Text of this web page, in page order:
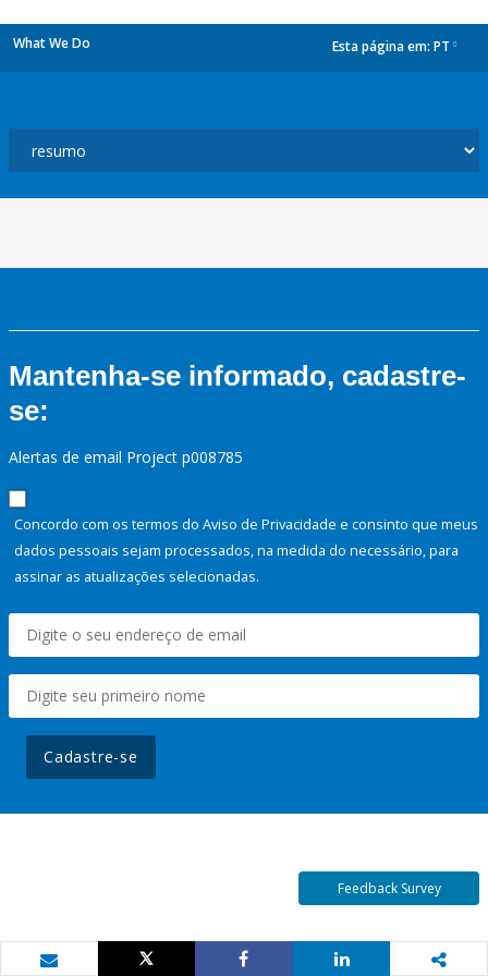
What We Do Esta página em: PT
Mantenha-se informado, cadastre-
se:
Alertas de email Project p008785
Concordo com os termos do Aviso de Privacidade e consinto que meus
dados pessoais sejam processados, na medida do necessário, para
assinar as atualizações selecionadas.
Cadastre-se
Feedback Survey